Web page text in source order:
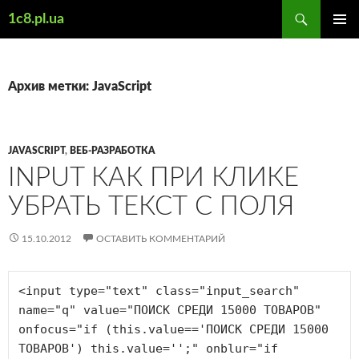
1c8.pl.ua
Архив метки: JavaScript
JAVASCRIPT, ВЕБ-РАЗРАБОТКА
INPUT КАК ПРИ КЛИКЕ
УБРАТЬ ТЕКСТ С ПОЛЯ
15.10.2012 ОСТАВИТЬ КОММЕНТАРИЙ
<input type="text" class="input_search"
name="q" value="ПОИСК СРЕДИ 15000 ТОВАРОВ"
onfocus="if (this.value=='ПОИСК СРЕДИ 15000
ТОВАРОВ') this.value='';" onblur="if